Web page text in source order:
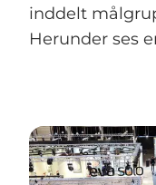
inddelt
Herunder ses